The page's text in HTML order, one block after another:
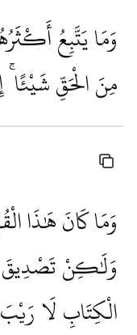
وَمَا يَتَّبِعُ
مِنَ الْحَقِّ شَيْئًا
وَمَا كَانَ هَٰذَا
وَلَٰكِنْ تَصْدِيقَ
الْكِتَابِ لَا